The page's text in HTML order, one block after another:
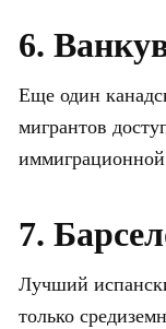
6.
Еще один
мигрантов
7.
Лучший
только